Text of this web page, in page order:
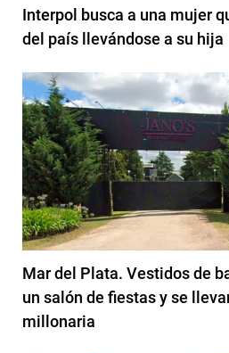
Interpol busca a una mujer
del país llevándose a su hija
Mar del Plata. Vestidos de
un salón de fiestas y se
millonaria